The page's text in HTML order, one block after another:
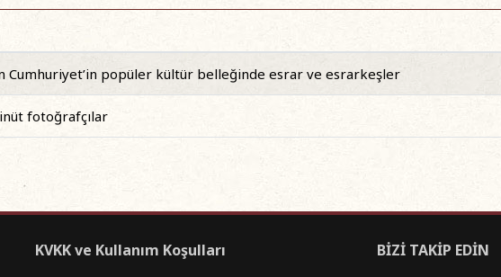
Cumhuriyet’in popüler kültür belleğinde esrar ve esrarkeşler
fotoğrafçılar
KVKK ve Kullanım Koşulları BİZİ TAKİP EDİN